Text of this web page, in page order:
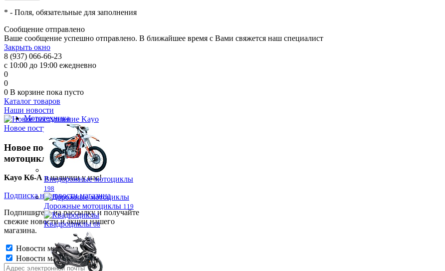
* - Поля, обязательные для заполнения
Сообщение отправлено
Ваше сообщение успешно отправлено. В ближайшее время с Вами свяжется наш специалист
Закрыть окно
8 (937) 066-66-23
с 10:00 до 19:00 ежедневно
0
0
0 В корзине пока пусто
Каталог товаров
Мототехника
Внедорожные мотоциклы
198
Дорожные мотоциклы 119
Квадроциклы 68
Наши новости
Новое поступление Kayo
Новое поступление
мотоциклов!
Kayo K6-Aв наличии у нас!
Подписка на новости магазина
Подпишитесь на рассылку и получайте
свежие новости и акции нашего
магазина.
Новости магазина
Новости магазина